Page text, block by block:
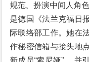
规范。扮演中间人角
是德国《法兰克福日
际联络部工作。她在
作秘密信箱与接头地
新成员“索尼娅” ，并